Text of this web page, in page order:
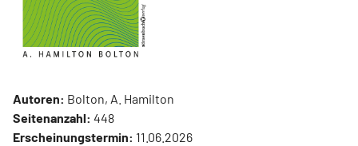
Autoren: Bolton, A. Hamilton
Seitenanzahl: 448
Erscheinungstermin: 11.06.2026